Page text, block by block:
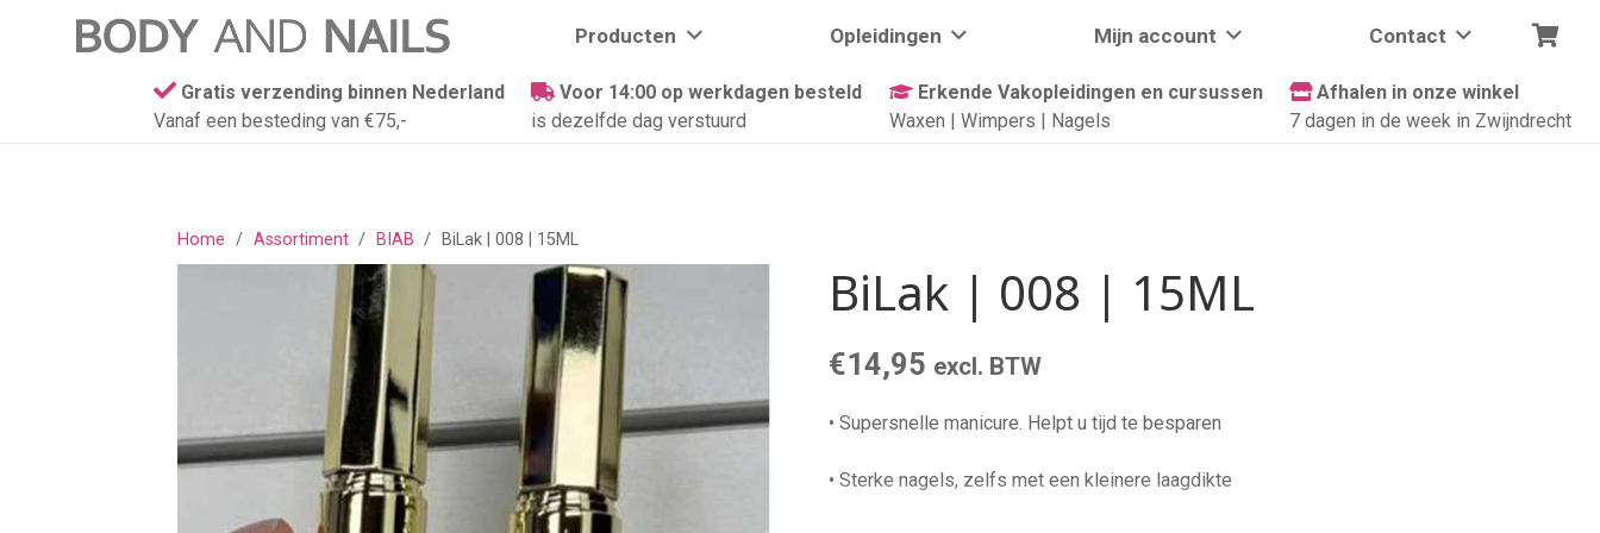
Producten Opleidingen Mijn account Contact
Gratis verzending binnen Nederland
Vanaf een besteding van €75,-
Voor 14:00 op werkdagen besteld
is dezelfde dag verstuurd
Erkende Vakopleidingen en cursussen
Waxen | Wimpers | Nagels
Afhalen in onze winkel
7 dagen in de week in Zwijndrecht
Home / Assortiment / BIAB / BiLak | 008 | 15ML
BiLak | 008 | 15ML
€14,95 excl. BTW
• Supersnelle manicure. Helpt u tijd te besparen
• Sterke nagels, zelfs met een kleinere laagdikte